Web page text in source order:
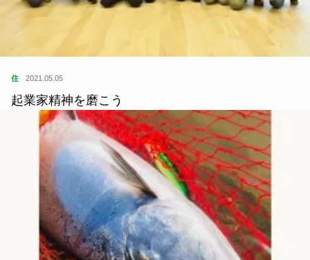
住 2021.05.05
起業家精神を磨こう